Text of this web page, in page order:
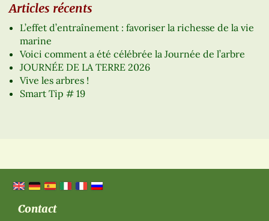
Articles récents
L’effet d’entraînement : favoriser la richesse de la vie
marine
Voici comment a été célébrée la Journée de l’arbre
JOURNÉE DE LA TERRE 2026
Vive les arbres !
Smart Tip # 19
Contact